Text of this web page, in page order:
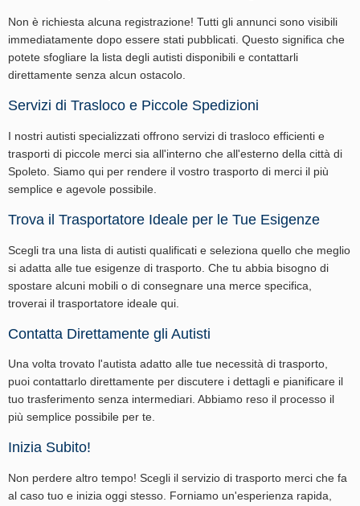
Non è richiesta alcuna registrazione! Tutti gli annunci sono visibili
immediatamente dopo essere stati pubblicati. Questo significa che
potete sfogliare la lista degli autisti disponibili e contattarli
direttamente senza alcun ostacolo.
Servizi di Trasloco e Piccole Spedizioni
I nostri autisti specializzati offrono servizi di trasloco efficienti e
trasporti di piccole merci sia all'interno che all'esterno della città di
Spoleto. Siamo qui per rendere il vostro trasporto di merci il più
semplice e agevole possibile.
Trova il Trasportatore Ideale per le Tue Esigenze
Scegli tra una lista di autisti qualificati e seleziona quello che meglio
si adatta alle tue esigenze di trasporto. Che tu abbia bisogno di
spostare alcuni mobili o di consegnare una merce specifica,
troverai il trasportatore ideale qui.
Contatta Direttamente gli Autisti
Una volta trovato l'autista adatto alle tue necessità di trasporto,
puoi contattarlo direttamente per discutere i dettagli e pianificare il
tuo trasferimento senza intermediari. Abbiamo reso il processo il
più semplice possibile per te.
Inizia Subito!
Non perdere altro tempo! Scegli il servizio di trasporto merci che fa
al caso tuo e inizia oggi stesso. Forniamo un'esperienza rapida,